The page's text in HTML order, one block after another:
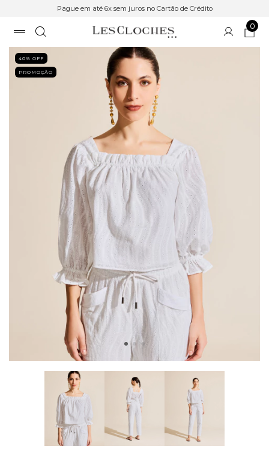
Pague em até 6x sem juros no Cartão de Crédito
0
40% OFF
PROMOÇÃO